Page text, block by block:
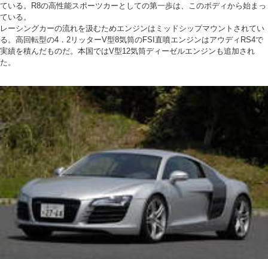
ている。R8の高性能スポーツカーとしての第一歩は、このボディから始まっ
ている。
レーシングカーの流れを汲むためエンジンはミッドシップマウントされてい
る。高回転型の4．2リッターV型8気筒のFSI直噴エンジンはアウディRS4で
実績を積んだものだ。本国ではV型12気筒ディーゼルエンジンも追加され
た。